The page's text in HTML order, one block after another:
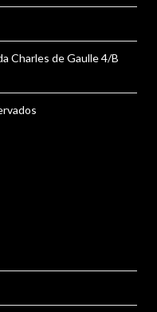
Charles de Gaulle 4/B